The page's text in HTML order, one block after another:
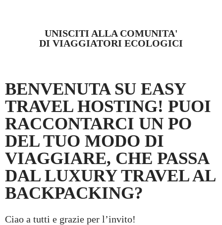
UNISCITI ALLA COMUNITA'
DI VIAGGIATORI ECOLOGICI
BENVENUTA SU EASY
TRAVEL HOSTING! PUOI
RACCONTARCI UN PO
DEL TUO MODO DI
VIAGGIARE, CHE PASSA
DAL LUXURY TRAVEL AL
BACKPACKING?
Ciao a tutti e grazie per l’invito!